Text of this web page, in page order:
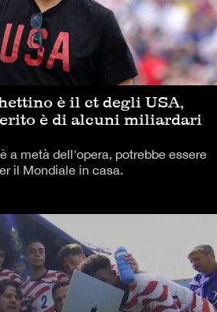
è il ct degli USA,
è di alcuni miliardari
a metà dell'opera, potrebbe essere
il Mondiale in casa.